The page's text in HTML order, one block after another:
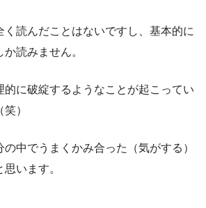
く読んだことはないですし、基本的に
読みません。
的に破綻するようなことが起こってい
）
中でうまくかみ合った（気がする）
います。